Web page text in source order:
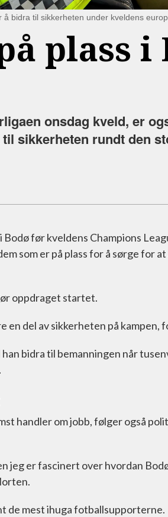
bidra til sikkerheten under kveldens
plass i
onsdag kveld, er
sikkerheten rundt den
før kveldens Champions
som er på plass for å sørge for
oppdraget startet.
en del av sikkerheten på
han bidra til bemanningen når
handler om jobb, følger også
jeg er fascinert over hvordan
de mest ihuga fotballsupporterne.